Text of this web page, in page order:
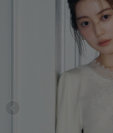
L M
S T
その
他
ACYM
アシーム